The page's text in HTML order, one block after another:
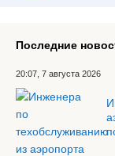
Последние
20:07, 7 августа 2026